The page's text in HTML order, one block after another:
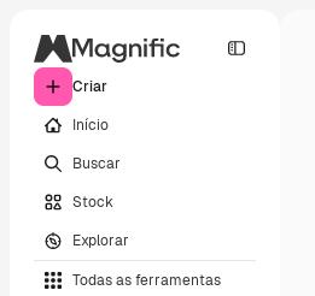
Criar
Início
Buscar
Stock
Explorar
Todas as ferramentas